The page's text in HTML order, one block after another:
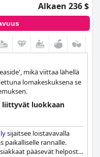
Alkaen 236 $
mikä viittaa lähellä
lomakeskuksena se
liittyvät luokkaan
sijaitsee loistavavalla
paikalliselle rannalle.
pääsevät helposti